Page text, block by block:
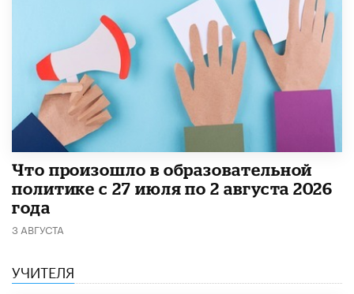
​Что произошло в образовательной
политике с 27 июля по 2 августа 2026
года
3 АВГУСТА
УЧИТЕЛЯ